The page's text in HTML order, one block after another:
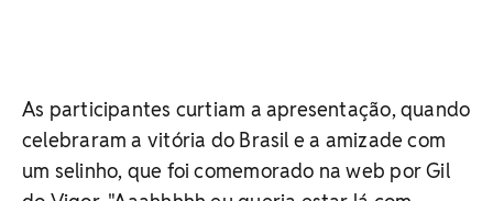
As participantes curtiam a apresentação, quando
celebraram a vitória do Brasil e a amizade com
um selinho, que foi comemorado na web por Gil